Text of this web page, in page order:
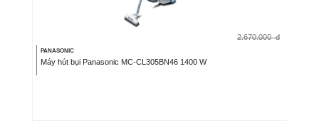
2.670.000 đ
PANASONIC
Máy hút bụi Panasonic MC-CL305BN46 1400 W